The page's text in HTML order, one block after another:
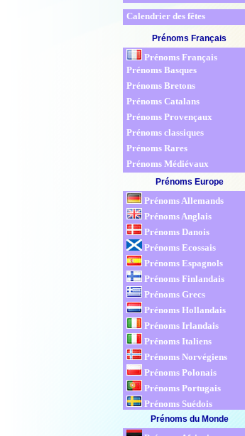
Calendrier des fêtes
Prénoms Français
Prénoms Français
Prénoms Basques
Prénoms Bretons
Prénoms Catalans
Prénoms Provençaux
Prénoms classiques
Prénoms Rares
Prénoms Médiévaux
Prénoms Europe
Prénoms Allemands
Prénoms Anglais
Prénoms Danois
Prénoms Ecossais
Prénoms Espagnols
Prénoms Finlandais
Prénoms Grecs
Prénoms Hollandais
Prénoms Irlandais
Prénoms Italiens
Prénoms Norvégiens
Prénoms Polonais
Prénoms Portugais
Prénoms Suédois
Prénoms du Monde